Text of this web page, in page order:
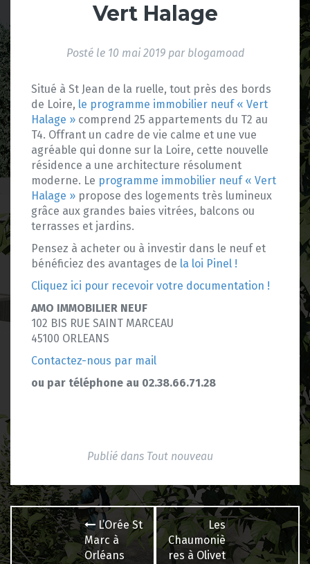
Vert Halage
Posté le 10 mai 2019par blogamoad
Situé à St Jean de la ruelle, tout près des bords
de Loire, le programme immobilier neuf « Vert
Halage » comprend 25 appartements du T2 au
T4. Offrant un cadre de vie calme et une vue
agréable qui donne sur la Loire, cette nouvelle
résidence a une architecture résolument
moderne. Le programme immobilier neuf « Vert
Halage » propose des logements très lumineux
grâce aux grandes baies vitrées, balcons ou
terrasses et jardins.
Pensez à acheter ou à investir dans le neuf et
bénéficiez des avantages de la loi Pinel !
Cliquez ici pour recevoir votre documentation !
AMO IMMOBILIER NEUF
102 BIS RUE SAINT MARCEAU
45100 ORLEANS
Contactez-nous par mail
ou par téléphone au 02.38.66.71.28
Publié dans Tout nouveau
Navigation
des
L’Orée St
Marc à
Orléans
Les
Chaumoniè
res à Olivet